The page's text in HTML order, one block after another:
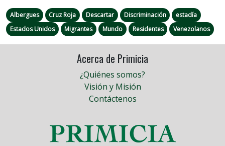
Albergues Cruz Roja Descartar Discriminación
estadía
Estados Unidos
Migrantes Mundo Residentes Venezolanos
Acerca de Primicia
¿Quiénes somos?
Visión y Misión
Contáctenos